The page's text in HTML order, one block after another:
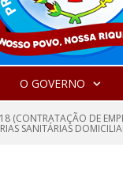
O GOVERNO
(CONTRATAÇÃO DE
SANITÁRIAS